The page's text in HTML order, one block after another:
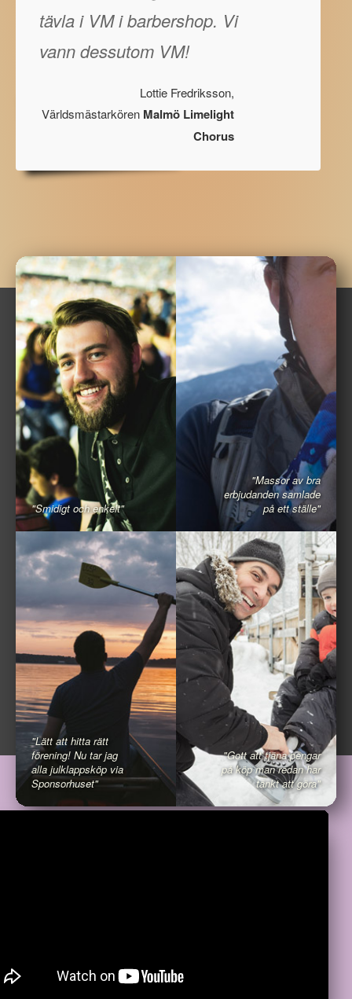
tävla i VM i barbershop. Vi
vann dessutom VM!
Lottie Fredriksson,
Världsmästarkören Malmö Limelight
Chorus
"Smidigt och enkelt"
"Massor av bra
erbjudanden samlade
på ett ställe"
"Lätt att hitta rätt
förening! Nu tar jag
alla julklappsköp via
Sponsorhuset"
"Gott att tjäna pengar
på köp man redan har
tänkt att göra"